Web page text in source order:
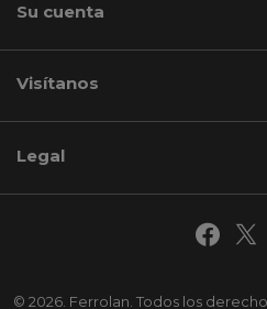
Su cuenta
Visítanos
© 2026. Ferrolan. Todos los
Legal